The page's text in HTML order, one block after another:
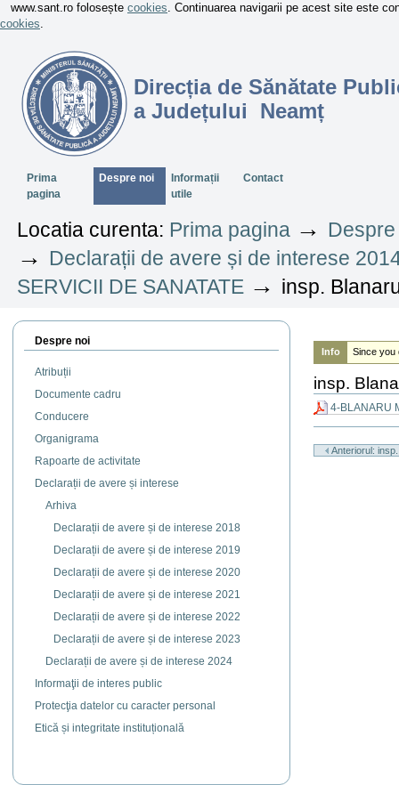
www.sant.ro folosește cookies. Continuarea navigarii pe acest site este
cookies.
Direcția de Sănătate
a Județului Neamț
SectiuniPrima
pagina
Despre noi
Informații
utile
Contact
Locatia curenta: Prima pagina →
→ Declarații de avere și de interese
SERVICII DE SANATATE → insp.
Despre noi
Atribuții
Documente cadru
Conducere
Organigrama
Rapoarte de activitate
Declarații de avere și interese
Arhiva
Declarații de avere și de interese 2018
Declarații de avere și de interese 2019
Declarații de avere și de interese 2020
Declarații de avere și de interese 2021
Declarații de avere și de interese 2022
Declarații de avere și de interese 2023
Declarații de avere și de interese 2024
Informaţii de interes public
Protecţia datelor cu caracter personal
Etică și integritate instituțională
Info Since you
insp.
4-BLANARU
document
Anteriorul: